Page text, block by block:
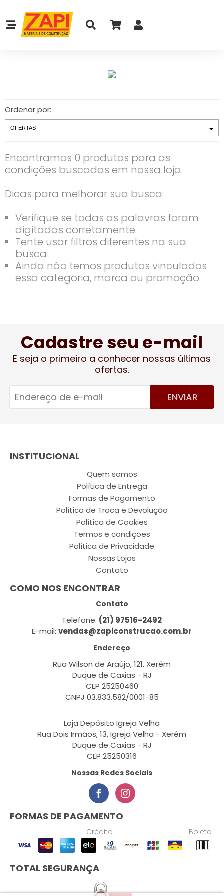
Ordenar por:
Encontramos 0 produtos para as
condições buscadas em nossa loja.
Dicas para melhorar sua busca:
Verifique se todas as palavras foram
digitadas corretamente.
Tente usar filtros diferentes na sua
busca
Ainda não temos produtos vinculados
essa categoria, marca ou promoção.
Cadastre seu e-mail
E seja o primeiro a conhecer nossas últimas
ofertas.
ENVIAR
INSTITUCIONAL
Quem somos
Política de Entrega
Formas de Pagamento
Política de Troca e Devolução
Política de Cookies
Termos e condições
Política de Privacidade
Nossas Lojas
Contato
COMO NOS ENCONTRAR
Contato
Telefone: (21) 97516-2492
E-mail: vendas@zapiconstrucao.com.br
Endereço
Rua Wilson de Araújo, 121, Xerém
Duque de Caxias - RJ
CEP 25250460
CNPJ 03.833.582/0001-85
Loja Depósito Igreja Velha
Rua Dois Irmãos, 13, Igreja Velha - Xerém
Duque de Caxias - RJ
CEP 25250316
Nossas Redes Sociais
FORMAS DE PAGAMENTO
Crédito Boleto
TOTAL SEGURANÇA